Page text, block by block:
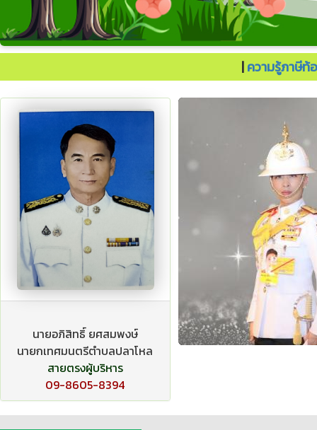
|ความรู้ภาษีท้
นายอภิสิทธิ์ ยศสมพงษ์
นายกเทศมนตรีตำบลปลาโหล
สายตรงผู้บริหาร
09-8605-8394
ประเทศไทยต้องไปต่อ.